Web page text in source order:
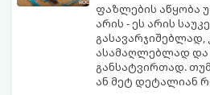
ფაზლების აწყობა
არის - ეს არის
გასავარჯიშებლად,
ასამაღლებლად და
განსატვირთად.
ან მეტ დეტალიან